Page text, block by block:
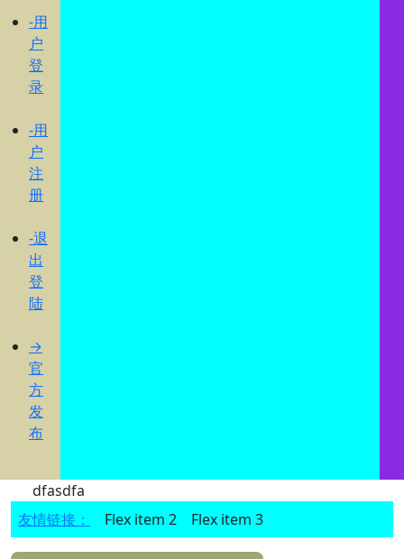
-用
户
登
录
-用
户
注
册
-退
出
登
陆
→
官
方
发
布
dfasdfa
友情链接：
Flex item 2 Flex item 3